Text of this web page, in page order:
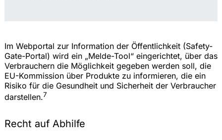
Im Webportal zur Information der Öffentlichkeit (Safety-
Gate-Portal) wird ein „Melde-Tool“ eingerichtet, über das
Verbrauchern die Möglichkeit gegeben werden soll, die
EU-Kommission über Produkte zu informieren, die ein
Risiko für die Gesundheit und Sicherheit der Verbraucher
darstellen.7
Recht auf Abhilfe